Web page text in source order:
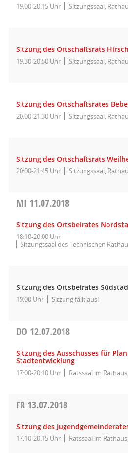
19:00-20:15 Uhr Sitzungssaal,
Sitzung des Ortschaftsrats
19:30-20:50 Uhr Sitzungssaal,
Sitzung des Ortschaftsrates
20:00-21:30 Uhr Sitzungssaal,
Sitzung des Ortschaftsrats
20:00-21:45 Uhr Sitzungssaal,
MI 11.07.2018
Sitzung des Ortsbeirates
18:10-20:00 Uhr
Sitzungssaal des Technischen
Sitzung des Ortsbeirates
19:00 Uhr Sitzung fällt aus!
DO 12.07.2018
Sitzung des Ausschusses für
Stadtentwicklung
17:00-20:10 Uhr Ratssaal im
FR 13.07.2018
Sitzung des
17:10-20:15 Uhr Ratssaal im